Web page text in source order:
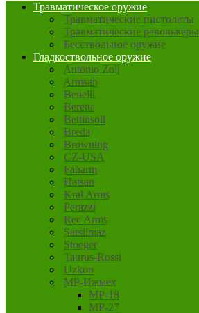
Травматическое оружие
Травматические пистолеты
Травматические револьверы
Бесствольное оружие
Гладкоствольное оружие
Antonio Zoli
Armsan
Benelli
Beretta
Bettinsoli
Breda
Browning
CZ-USA
Fabarm
Hatsan
Kral Arms
Perazzi
Rec Arms
Sarsilmaz
Stoeger
Taurus-Rossi
Uzkon
MP-Ижмех
MP-18
MP-27